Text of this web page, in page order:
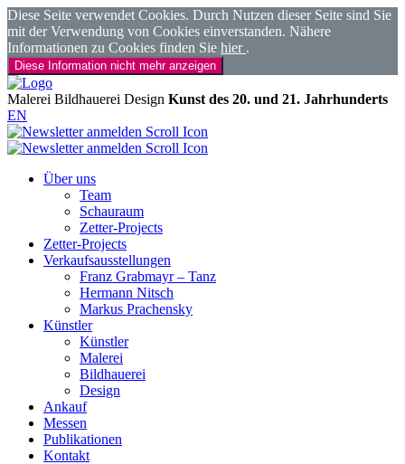
Diese Seite verwendet Cookies. Durch Nutzen dieser Seite sind Sie
mit der Verwendung von Cookies einverstanden. Nähere
Informationen zu Cookies finden Sie hier .
Diese Information nicht mehr anzeigen
Malerei Bildhauerei Design Kunst des 20. und 21. Jahrhunderts
EN
Über uns
Team
Schauraum
Zetter-Projects
Zetter-Projects
Verkaufsausstellungen
Franz Grabmayr – Tanz
Hermann Nitsch
Markus Prachensky
Künstler
Künstler
Malerei
Bildhauerei
Design
Ankauf
Messen
Publikationen
Kontakt